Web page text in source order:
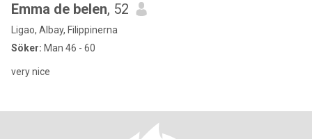
Emma de belen, 52
Ligao, Albay, Filippinerna
Söker: Man 46 - 60
very nice